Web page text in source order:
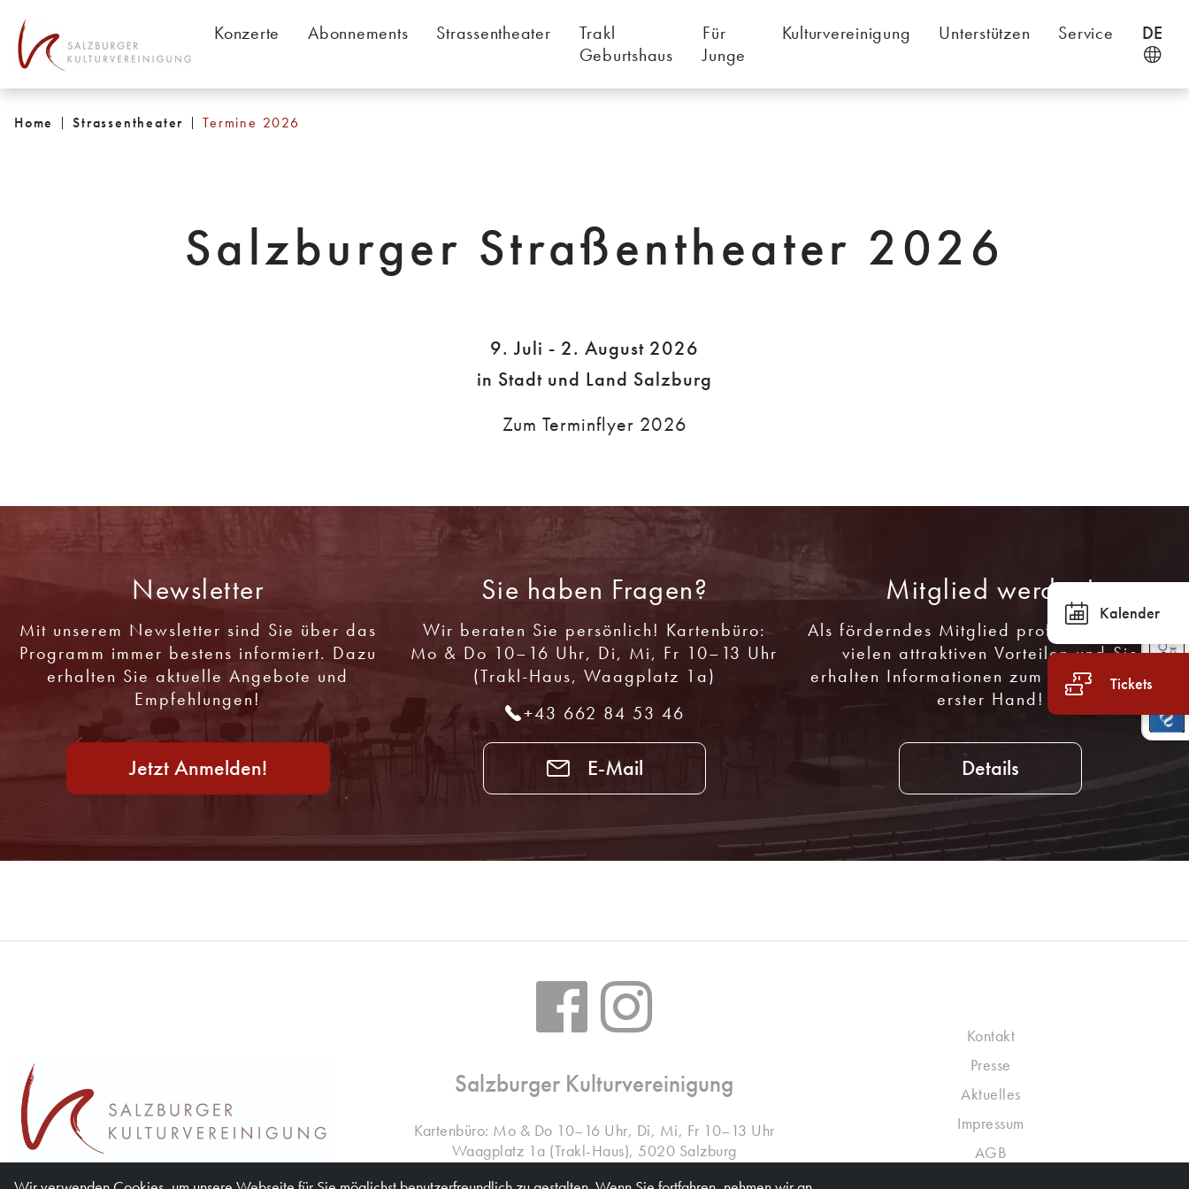
Konzerte Abonnements Strassentheater
Trakl
Geburtshaus
Für
Junge
Kulturvereinigung Unterstützen Service DE
Home Strassentheater Termine 2026
Salzburger Straßentheater 2026
9. Juli - 2. August 2026
in Stadt und Land Salzburg
Zum Terminflyer 2026
Kalender
Tickets
Newsletter
Mit unserem Newsletter sind Sie über das
Programm immer bestens informiert. Dazu
erhalten Sie aktuelle Angebote und
Empfehlungen!
Jetzt Anmelden!
Sie haben Fragen?
Wir beraten Sie persönlich! Kartenbüro:
Mo & Do 10–16 Uhr, Di, Mi, Fr 10–13 Uhr
(Trakl-Haus, Waagplatz 1a)
+43 662 84 53 46
E-Mail
Mitglied werden!
Als förderndes Mitglied profitieren Sie von
vielen attraktiven Vorteilen und Sie
erhalten Informationen zum Programm aus
erster Hand!
Details
Salzburger Kulturvereinigung
Kartenbüro: Mo & Do 10–16 Uhr, Di, Mi, Fr 10–13 Uhr
Waagplatz 1a (Trakl-Haus), 5020 Salzburg
Kontakt
Presse
Aktuelles
Impressum
AGB